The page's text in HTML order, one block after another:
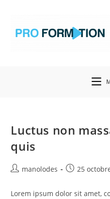
Luctus non
quis
manolodes 25
Lorem ipsum dolor sit amet,